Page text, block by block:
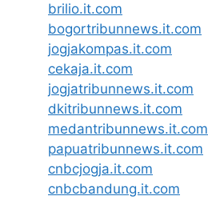
brilio.it.com
bogortribunnews.it.com
jogjakompas.it.com
cekaja.it.com
jogjatribunnews.it.com
dkitribunnews.it.com
medantribunnews.it.com
papuatribunnews.it.com
cnbcjogja.it.com
cnbcbandung.it.com